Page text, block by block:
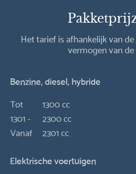
Het tarief is afhankelijk van
vermogen van
Benzine, diesel, hybride
Tot
1300 cc
1301 -
2300 cc
Vanaf
2301 cc
Elektrische voertuigen